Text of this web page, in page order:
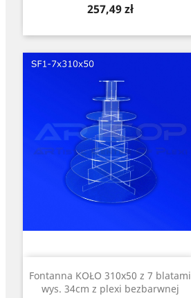
Cena
257,49 zł
Fontanna KOŁO 310x50 z 7 blatami
wys. 34cm z plexi bezbarwnej